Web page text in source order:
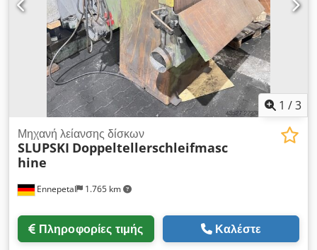
1 /3
Ennepetal 1.765 km
Μηχανή λείανσης δίσκων
SLUPSKI Doppeltellerschleifmasc
hine
Πληροφορίες τιμής Καλέστε